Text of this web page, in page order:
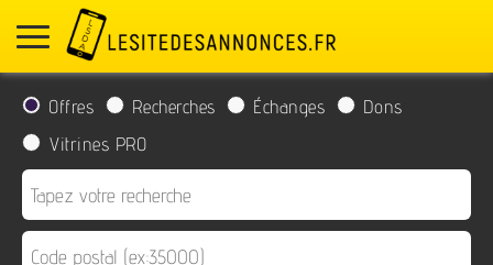
Offres Recherches Échanges
Dons
Vitrines PRO